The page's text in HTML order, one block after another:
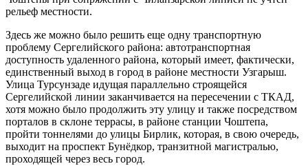
рельеф местности.
Здесь же можно было решить еще одну транспортную
проблему Сергелийского района: автотранспортная
доступность удаленного района, который имеет, фактически,
единственный выход в город в районе местности Узгарыш.
Улица Турсунзаде идущая параллельно строящейся
Сергелийской линии заканчивается на пересечении с ТКАД,
хотя можно было продолжить эту улицу и также посредством
порталов в склоне террасы, в районе станции Чоштепа,
пройти тоннелями до улицы Бирлик, которая, в свою очередь,
выходит на проспект Бунёдкор, транзитной магистралью,
проходящей через весь город.